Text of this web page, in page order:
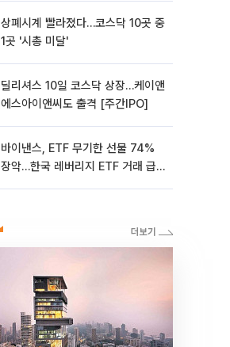
상폐시계 빨라졌다…코스닥 10곳 중
1곳 '시총 미달'
딜리셔스 10일 코스닥 상장…케이앤
에스아이앤씨도 출격 [주간IPO]
바이낸스, ETF 무기한 선물 74%
장악…한국 레버리지 ETF 거래 급